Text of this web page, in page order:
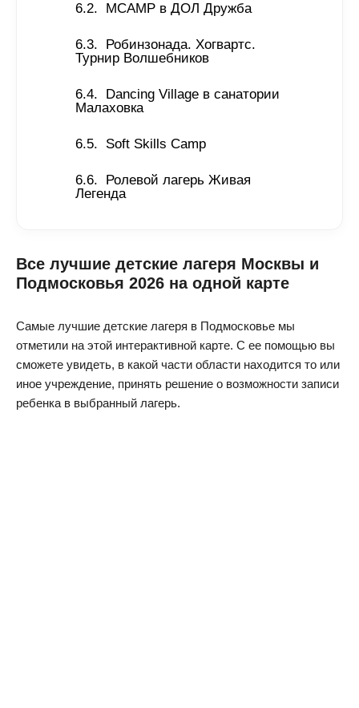
MCAMP в ДОЛ Дружба
Робинзонада. Хогвартс.
Турнир Волшебников
Dancing Village в санатории
Малаховка
Soft Skills Camp
Ролевой лагерь Живая
Легенда
Все лучшие детские лагеря Москвы и
Подмосковья 2026 на одной карте
Самые лучшие детские лагеря в Подмосковье мы
отметили на этой интерактивной карте. С ее помощью вы
сможете увидеть, в какой части области находится то или
иное учреждение, принять решение о возможности записи
ребенка в выбранный лагерь.